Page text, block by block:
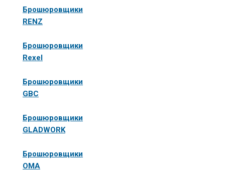
достаточно
внимательно
с перечнем
имеющихся
сайте нашего
интернет
представлены
разнообразные
переплетчики
Брошюровщики
RENZ
Брошюровщики
Rexel
Брошюровщики
GBC
Брошюровщики
GLADWORK
Брошюровщики
OMA